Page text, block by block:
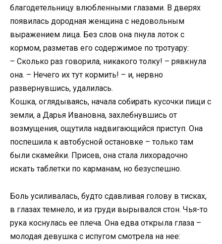
благодетельницу влюбленными глазами. В дверях
появилась дородная женщина с недовольным
выражением лица. Без слов она пнула лоток с
кормом, разметав его содержимое по тротуару:
– Сколько раз говорила, никакого толку! – рявкнула
она. – Нечего их тут кормить! – и, нервно
развернувшись, удалилась.
Кошка, оглядываясь, начала собирать кусочки пищи с
земли, а Дарья Ивановна, захлебнувшись от
возмущения, ощутила надвигающийся приступ. Она
поспешила к автобусной остановке – только там
были скамейки. Присев, она стала лихорадочно
искать таблетки по карманам, но безуспешно.
Боль усиливалась, будто сдавливая голову в тисках,
в глазах темнело, и из груди вырывался стон. Чья-то
рука коснулась ее плеча. Она едва открыла глаза –
молодая девушка с испугом смотрела на нее: